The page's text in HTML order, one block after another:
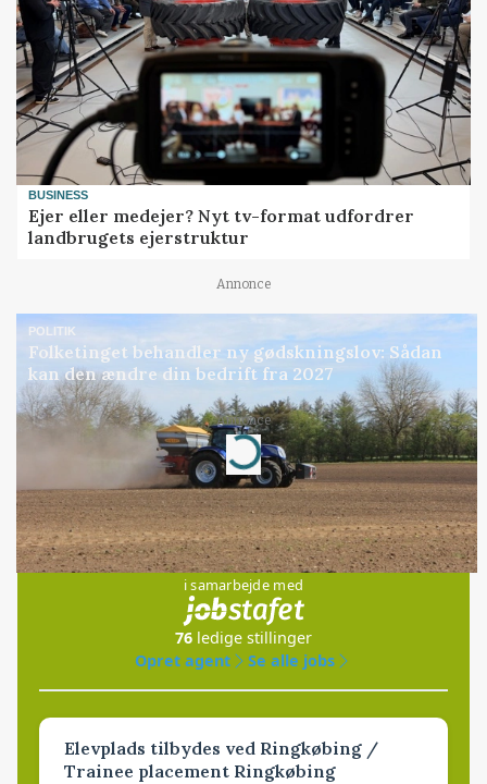
BUSINESS
Ejer eller medejer? Nyt tv-format udfordrer
landbrugets ejerstruktur
Annonce
POLITIK
Folketinget behandler ny gødskningslov: Sådan
kan den ændre din bedrift fra 2027
Annonce
Loading...
Jobs
i samarbejde med
76 ledige stillinger
Opret agent
Se alle jobs
Elevplads tilbydes ved Ringkøbing /
Trainee placement Ringkøbing